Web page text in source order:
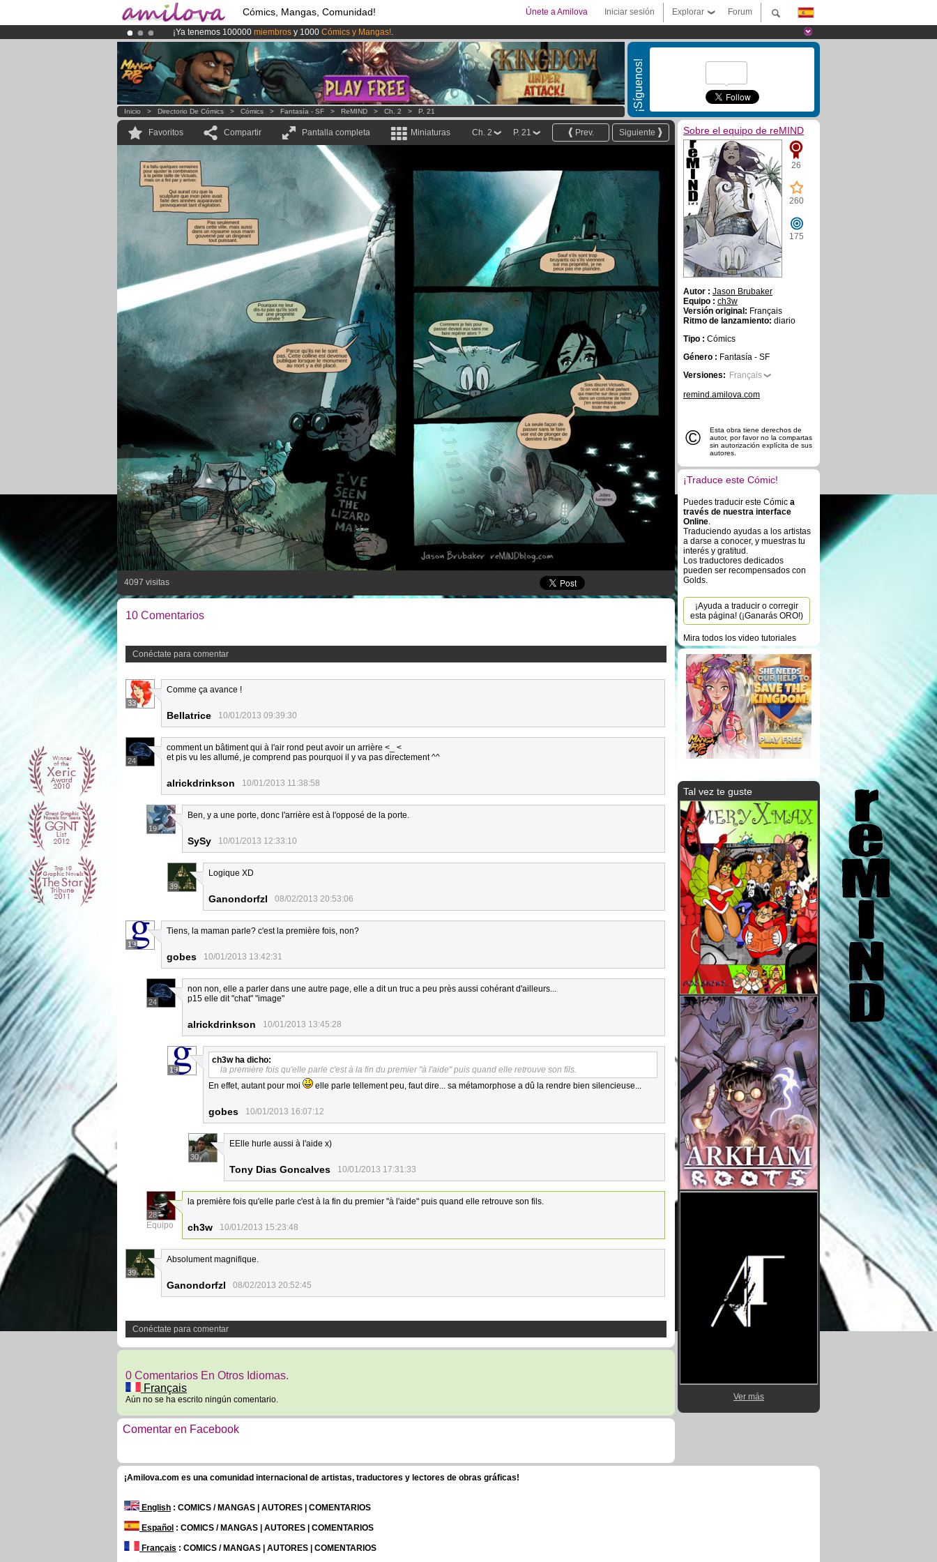
Cómics, Mangas, Comunidad! Forum
Explorar
Iniciar sesión
Únete a Amilova
¡Ya tenemos 100000 miembros y 1000 Cómics y Mangas!.
¡Conviertete en Premium por3.95 eurosal mes!Hazte Premium ya
El Kickstarter Amilova está desormado lanzado!.
¡Síguenos!
Inicio > Directorio De Cómics > Cómics > Fantasía - SF > ReMIND > Ch. 2 > P. 21
Favoritos Compartir Pantalla completa Miniaturas Siguiente
Prev.
P. 21
Ch. 2
4097 visitas
10 Comentarios
Conéctate para comentar
33
Comme ça avance !
Bellatrice 10/01/2013 09:39:30
24
comment un bâtiment qui à l'air rond peut avoir un arrière <_ <
et pis vu les allumé, je comprend pas pourquoi il y va pas directement ^^
alrickdrinkson 10/01/2013 11:38:58
19
Ben, y a une porte, donc l'arrière est à l'opposé de la porte.
SySy 10/01/2013 12:33:10
39
Logique XD
Ganondorfzl 08/02/2013 20:53:06
19
Tiens, la maman parle? c'est la première fois, non?
gobes 10/01/2013 13:42:31
24
non non, elle a parler dans une autre page, elle a dit un truc a peu près aussi cohérant d'ailleurs...
p15 elle dit "chat" "image"
alrickdrinkson 10/01/2013 13:45:28
19
ch3wha dicho:
la première fois qu'elle parle c'est à la fin du premier "à l'aide" puis quand elle retrouve son fils.
En effet, autant pour moi
elle parle tellement peu, faut dire... sa métamorphose a dû la rendre bien silencieuse...
gobes 10/01/2013 16:07:12
30
EElle hurle aussi à l'aide x)
Tony Dias Goncalves 10/01/2013 17:31:33
28
Equipo
la première fois qu'elle parle c'est à la fin du premier "à l'aide" puis quand elle retrouve son fils.
ch3w 10/01/2013 15:23:48
39
Absolument magnifique.
Ganondorfzl 08/02/2013 20:52:45
Conéctate para comentar
0 Comentarios En Otros Idiomas.
Français
Aún no se ha escrito ningún comentario.
Comentar en Facebook
Sobre el equipo de reMIND
26
260
175
Autor : Jason Brubaker
Equipo : ch3w
Versión original: Français
Ritmo de lanzamiento: diario
Tipo : Cómics
Género : Fantasía - SF
Versiones: Français
remind.amilova.com
©
Esta obra tiene derechos de
autor, por favor no la compartas
sin autorización explícita de sus
autores.
¡Traduce este Cómic!
Puedes traducir este Cómic a
través de nuestra interface
Online.
Traduciendo ayudas a los artistas
a darse a conocer, y muestras tu
interés y gratitud.
Los traductores dedicados
pueden ser recompensados con
Golds.
¡Ayuda a traducir o corregir
esta página! (¡Ganarás ORO!)
Mira todos los video tutoriales
Tal vez te guste
Ver más
¡Amilova.com es una comunidad internacional de artistas, traductores y lectores de obras gráficas!
English : COMICS / MANGAS | AUTORES | COMENTARIOS
Español : COMICS / MANGAS | AUTORES | COMENTARIOS
Français : COMICS / MANGAS | AUTORES | COMENTARIOS